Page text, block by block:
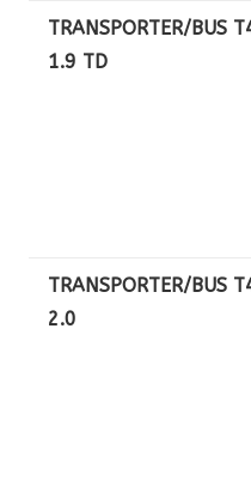
TRANSPORTER/BUS
1.9 TD
TRANSPORTER/BUS
2.0